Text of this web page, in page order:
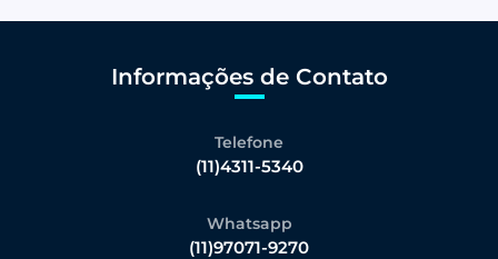
Informações de Contato
Telefone
(11)4311-5340
Whatsapp
(11)97071-9270